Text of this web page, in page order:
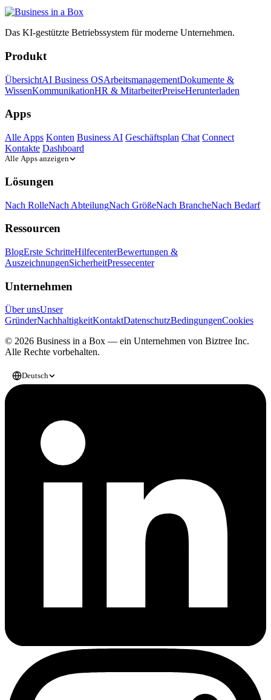
Das KI-gestützte Betriebssystem für moderne Unternehmen.
Produkt
ÜbersichtAI Business OSArbeitsmanagementDokumente &
WissenKommunikationHR & MitarbeiterPreiseHerunterladen
Apps
Alle Apps Konten Business AI Geschäftsplan Chat Connect
Kontakte Dashboard
Alle Apps anzeigen
Lösungen
Nach RolleNach AbteilungNach GrößeNach BrancheNach Bedarf
Ressourcen
BlogErste SchritteHilfecenterBewertungen &
AuszeichnungenSicherheitPressecenter
Unternehmen
Über unsUnser
GründerNachhaltigkeitKontaktDatenschutzBedingungenCookies
© 2026 Business in a Box — ein Unternehmen von Biztree Inc.
Alle Rechte vorbehalten.
Deutsch